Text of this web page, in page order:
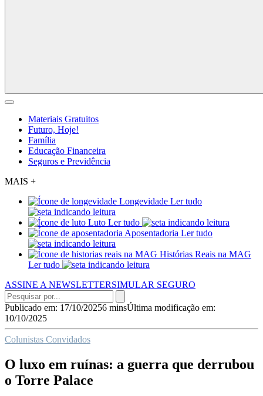
Materiais Gratuitos
Futuro, Hoje!
Família
Educação Financeira
Seguros e Previdência
MAIS +
Longevidade Ler tudo
Luto Ler tudo
Aposentadoria Ler tudo
Histórias Reais na MAG
Ler tudo
ASSINE A NEWSLETTERSIMULAR SEGURO
Publicado em: 17/10/20256 minsÚltima modificação em:
10/10/2025
Colunistas Convidados
O luxo em ruínas: a guerra que derrubou
o Torre Palace